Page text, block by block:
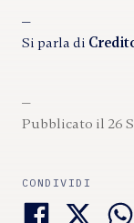
Si parla di
Pubblicato il 26
CONDIVIDI